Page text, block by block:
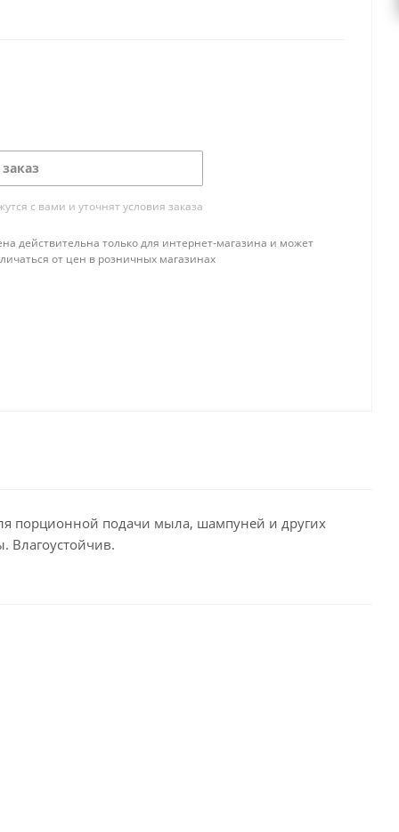
с вами и уточнят условия заказа
действительна только для интернет-магазина и может
от цен в розничных магазинах
порционной подачи мыла, шампуней и других
Влагоустойчив.